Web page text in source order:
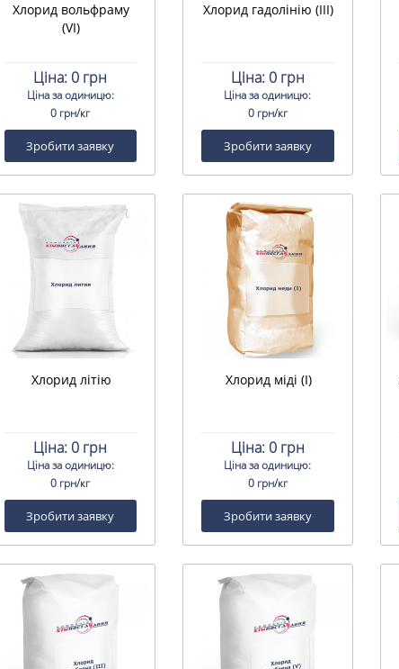
Хлорид вольфраму
(VI)
Ціна: 0 грн
Ціна за одиницю:
0 грн/кг
Зробити заявку
Хлорид гадолінію (III)
Ціна:0 грн
Ціна за одиницю:
0 грн/кг
Зробити заявку
Хлорид літію
Ціна: 0 грн
Ціна за одиницю:
0 грн/кг
Зробити заявку
Хлорид міді (I)
Ціна:0 грн
Ціна за одиницю:
0 грн/кг
Зробити заявку